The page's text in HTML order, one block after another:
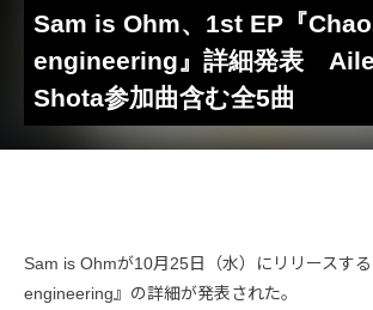
Sam is Ohm、1st EP『
engineering』詳細発表
Shota参加曲含む全5曲
Sam is Ohmが10月25日（水）にリリースす
engineering』の詳細が発表された。